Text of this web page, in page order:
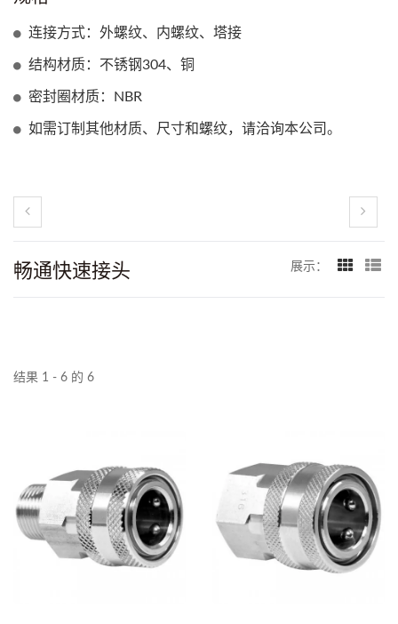
连接方式：外螺纹、内螺纹、塔接
结构材质：不锈钢304、铜
密封圈材质：NBR
如需订制其他材质、尺寸和螺纹，请洽询本公司。
畅通快速接头 展示：
结果 1 - 6 的 6